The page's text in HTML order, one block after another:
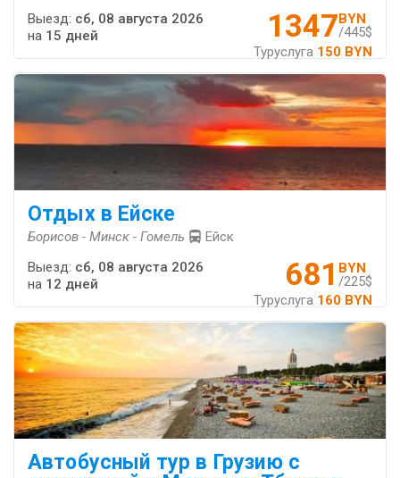
1347 BYN
/445$
Туруслуга 150 BYN
Выезд: сб, 08 августа 2026
на 15 дней
Отдых в Ейске
Борисов - Минск - Гомель Ейск
681 BYN
/225$
Туруслуга 160 BYN
Выезд: сб, 08 августа 2026
на 12 дней
Автобусный тур в Грузию с